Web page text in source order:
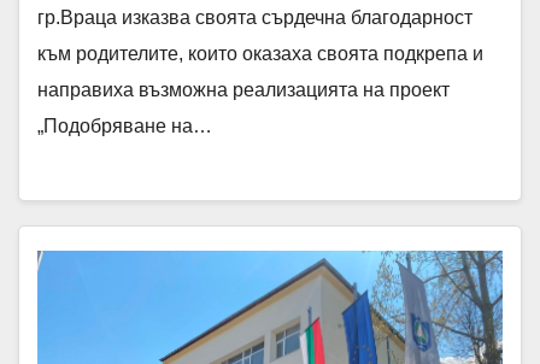
гр.Враца изказва своята сърдечна благодарност
към родителите, които оказаха своята подкрепа и
направиха възможна реализацията на проект
„Подобряване на…